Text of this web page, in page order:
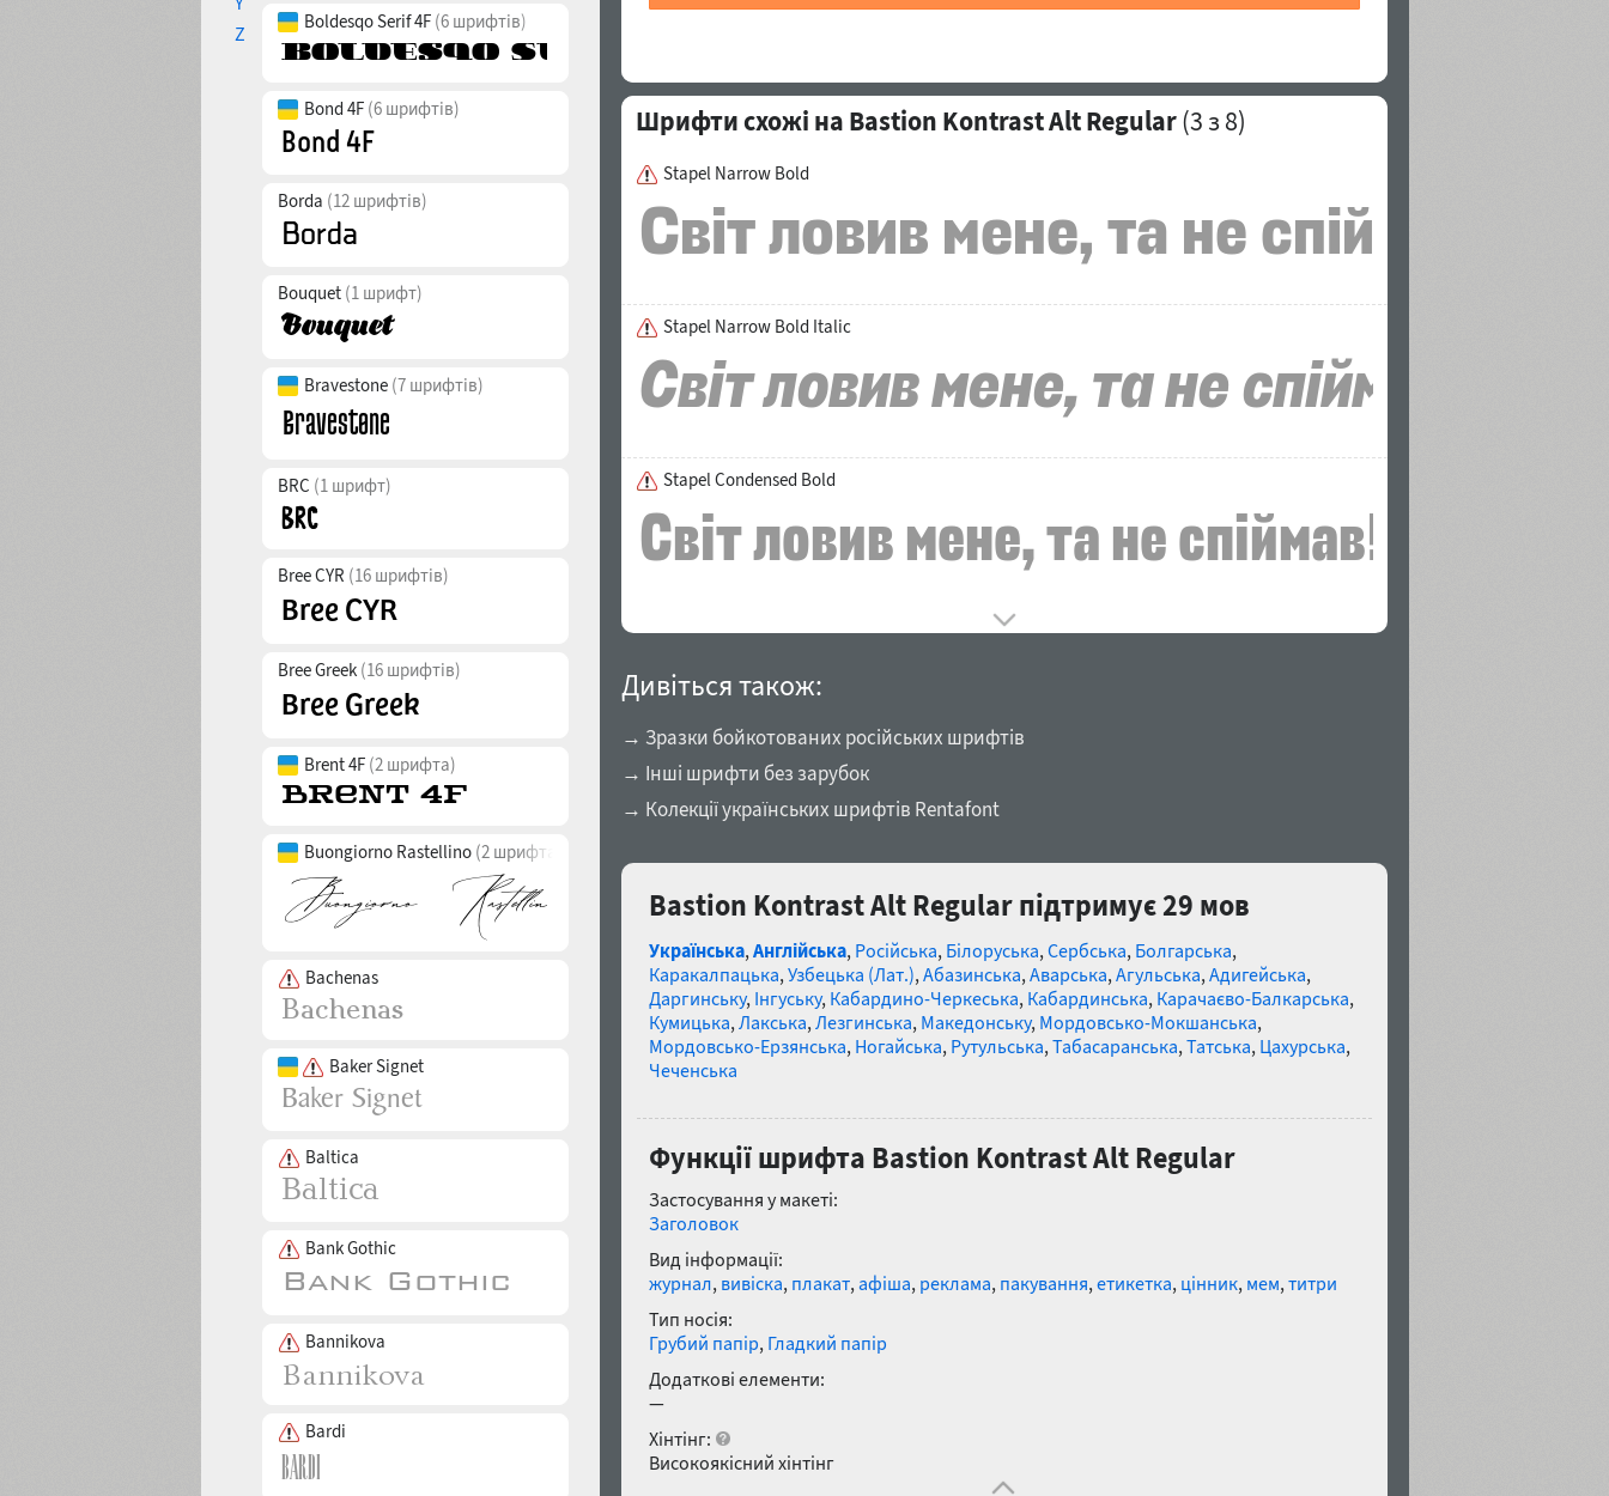
Z
Boldesqo Serif 4F (6 шрифтів)
Bond 4F (6 шрифтів)
Borda (12 шрифтів)
Bouquet (1 шрифт)
Bravestone (7 шрифтів)
BRC (1 шрифт)
Bree CYR (16 шрифтів)
Bree Greek (16 шрифтів)
Brent 4F (2 шрифта)
Buongiorno Rastellino (2 шрифта)
Bachenas
Baker Signet
Baltica
Bank Gothic
Bannikova
Bardi
Шрифти схожі на Bastion Kontrast Alt Regular(3 з 8)
Stapel Narrow Bold
Stapel Narrow Bold Italic
Stapel Condensed Bold
Дивіться також:
→ Зразки бойкотованих російських шрифтів
→ Інші шрифти без зарубок
→ Колекції українських шрифтів Rentafont
Bastion Kontrast Alt Regular підтримує 29 мов
Українська,Англійська, Російська, Білоруська,Сербська, Болгарська,
Каракалпацька,Узбецька (Лат.),Абазинська,Аварська,Агульська,Адигейська,
Даргинську, Інгуську, Кабардино-Черкеська, Кабардинська, Карачаєво-Балкарська,
Кумицька,Лакська,Лезгинська, Македонську, Мордовсько-Мокшанська,
Мордовсько-Ерзянська, Ногайська, Рутульська,Табасаранська,Татська, Цахурська,
Чеченська
Функції шрифта Bastion Kontrast Alt Regular
Застосування у макеті:
Заголовок
Вид інформації:
журнал, вивіска, плакат,афіша, реклама, пакування,етикетка, цінник, мем,титри
Тип носія:
Грубий папір, Гладкий папір
Додаткові елементи:
—
Хінтінг:
Високоякісний хінтінг